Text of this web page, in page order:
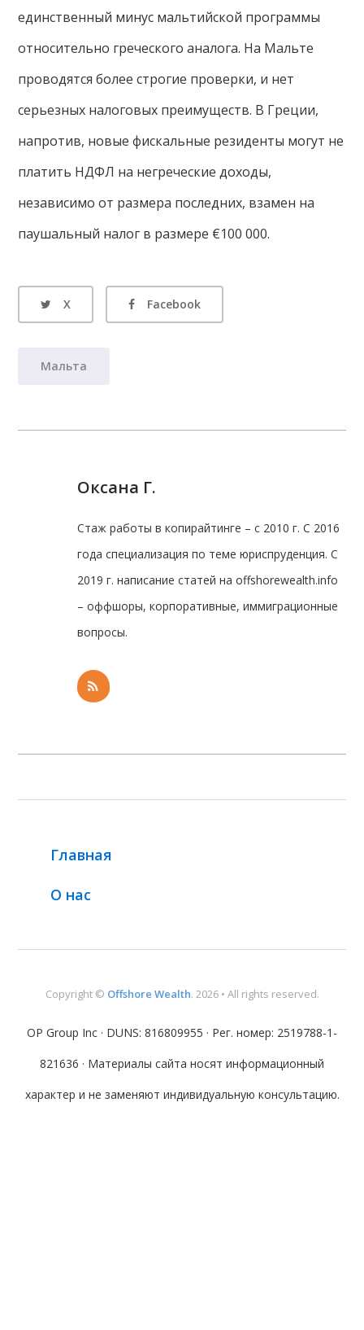
единственный минус мальтийской программы
относительно греческого аналога. На Мальте
проводятся более строгие проверки, и нет
серьезных налоговых преимуществ. В Греции,
напротив, новые фискальные резиденты могут не
платить НДФЛ на негреческие доходы,
независимо от размера последних, взамен на
паушальный налог в размере €100 000.
X Facebook
Мальта
Оксана Г.
Стаж работы в копирайтинге – с 2010 г. С 2016
года специализация по теме юриспруденция. С
2019 г. написание статей на offshorewealth.info
– оффшоры, корпоративные, иммиграционные
вопросы.
Главная
О нас
Copyright © Offshore Wealth. 2026 • All rights reserved.
OP Group Inc · DUNS: 816809955 · Рег. номер: 2519788-1-
821636 · Материалы сайта носят информационный
характер и не заменяют индивидуальную консультацию.